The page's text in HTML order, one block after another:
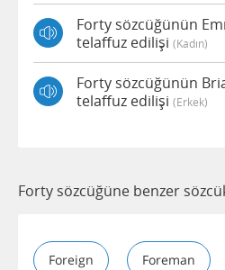
Forty sözcüğünün
telaffuz edilişi (kadın)
Forty sözcüğünün
telaffuz edilişi (erkek)
Forty sözcüğüne benzer
Foreign Foreman